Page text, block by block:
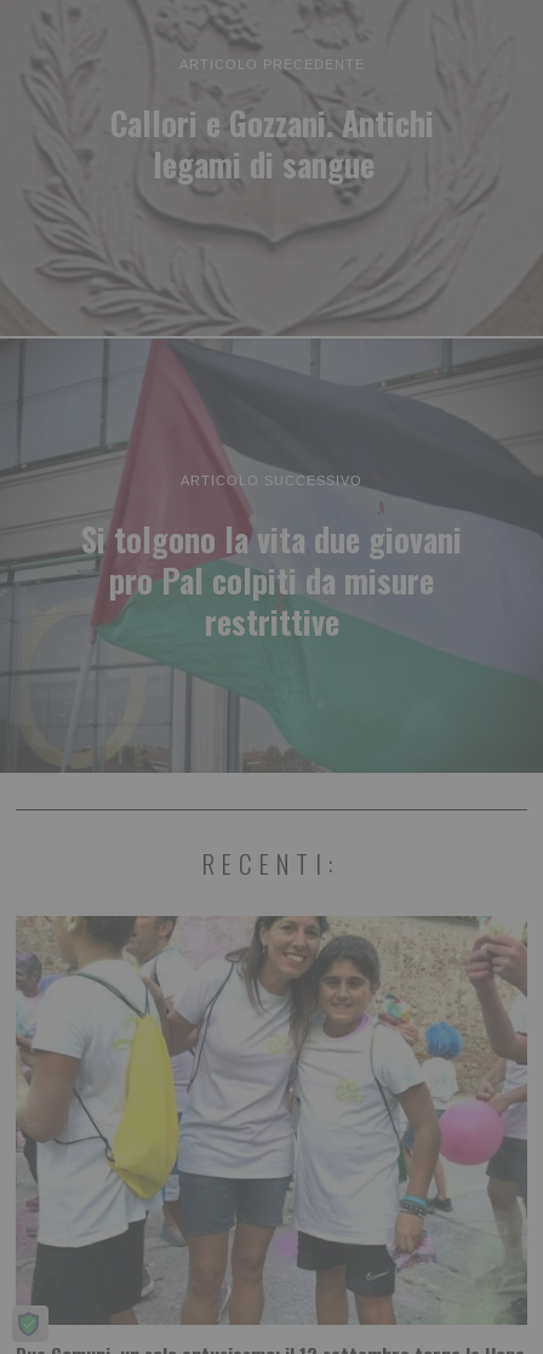
ARTICOLO PRECEDENTE
Callori e Gozzani. Antichi
legami di sangue
ARTICOLO SUCCESSIVO
Si tolgono la vita due giovani
pro Pal colpiti da misure
restrittive
RECENTI: